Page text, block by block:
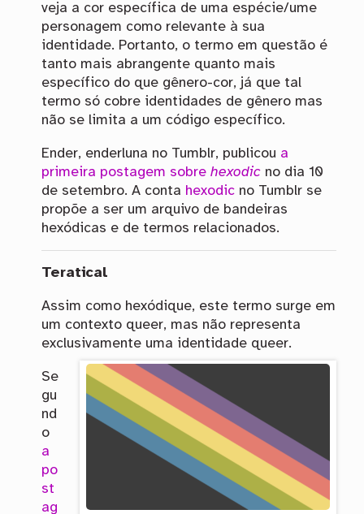
veja a cor específica de uma espécie/ume
personagem como relevante à sua
identidade. Portanto, o termo em questão é
tanto mais abrangente quanto mais
específico do que gênero-cor, já que tal
termo só cobre identidades de gênero mas
não se limita a um código específico.
Ender, enderluna no Tumblr, publicou a
primeira postagem sobre hexodicno dia 10
de setembro. A conta hexodicno Tumblr se
propõe a ser um arquivo de bandeiras
hexódicas e de termos relacionados.
Teratical
Assim como hexódique, este termo surge em
um contexto queer, mas não representa
exclusivamente uma identidade queer.
Se
gu
nd
o
a
po
st
ag